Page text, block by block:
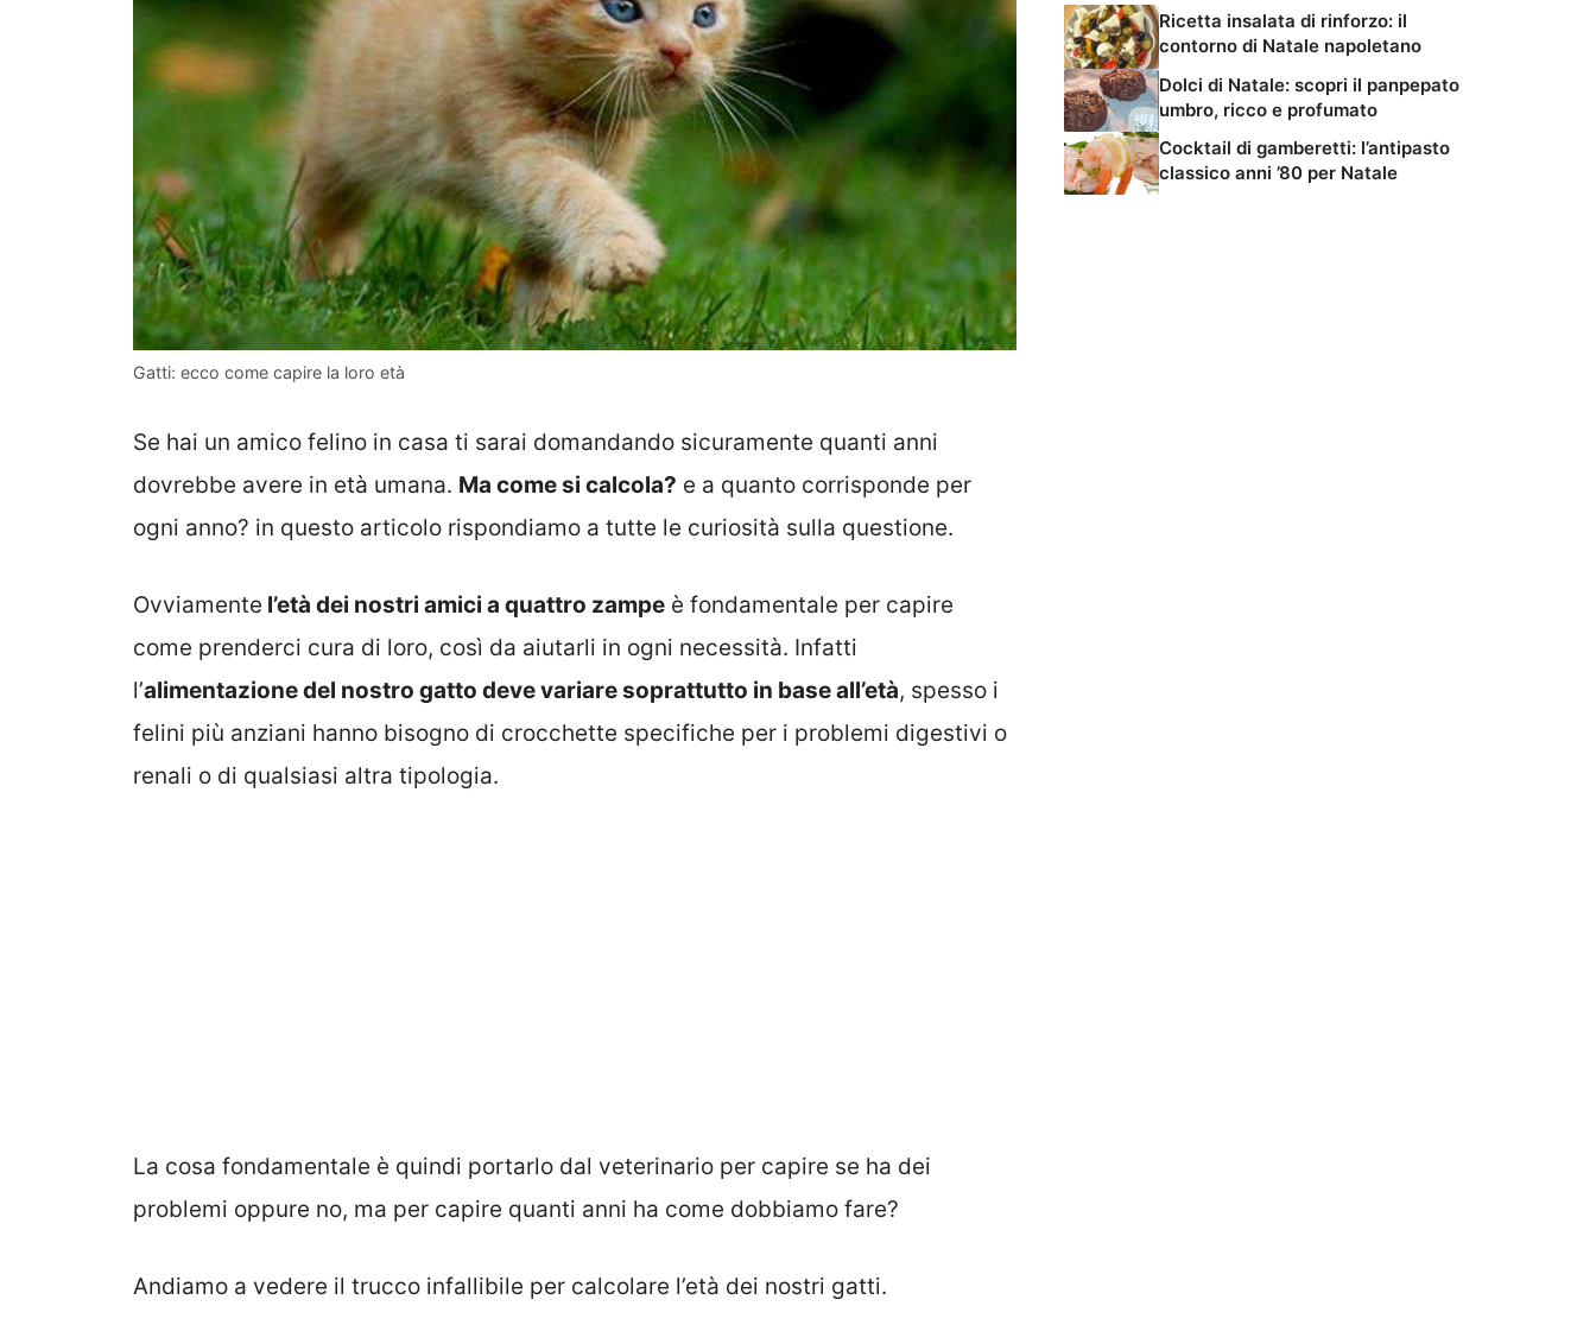
Gatti: ecco come capire la loro età
Se hai un amico felino in casa ti sarai domandando sicuramente quanti anni
dovrebbe avere in età umana. Ma come si calcola? e a quanto corrisponde per
ogni anno? in questo articolo rispondiamo a tutte le curiosità sulla questione.
Ovviamente l’età dei nostri amici a quattro zampe è fondamentale per capire
come prenderci cura di loro, così da aiutarli in ogni necessità. Infatti
l’alimentazione del nostro gatto deve variare soprattutto in base all’età, spesso i
felini più anziani hanno bisogno di crocchette specifiche per i problemi digestivi o
renali o di qualsiasi altra tipologia.
La cosa fondamentale è quindi portarlo dal veterinario per capire se ha dei
problemi oppure no, ma per capire quanti anni ha come dobbiamo fare?
Andiamo a vedere il trucco infallibile per calcolare l’età dei nostri gatti.
Ricetta insalata di rinforzo: il
contorno di Natale napoletano
Dolci di Natale: scopri il panpepato
umbro, ricco e profumato
Cocktail di gamberetti: l’antipasto
classico anni ’80 per Natale